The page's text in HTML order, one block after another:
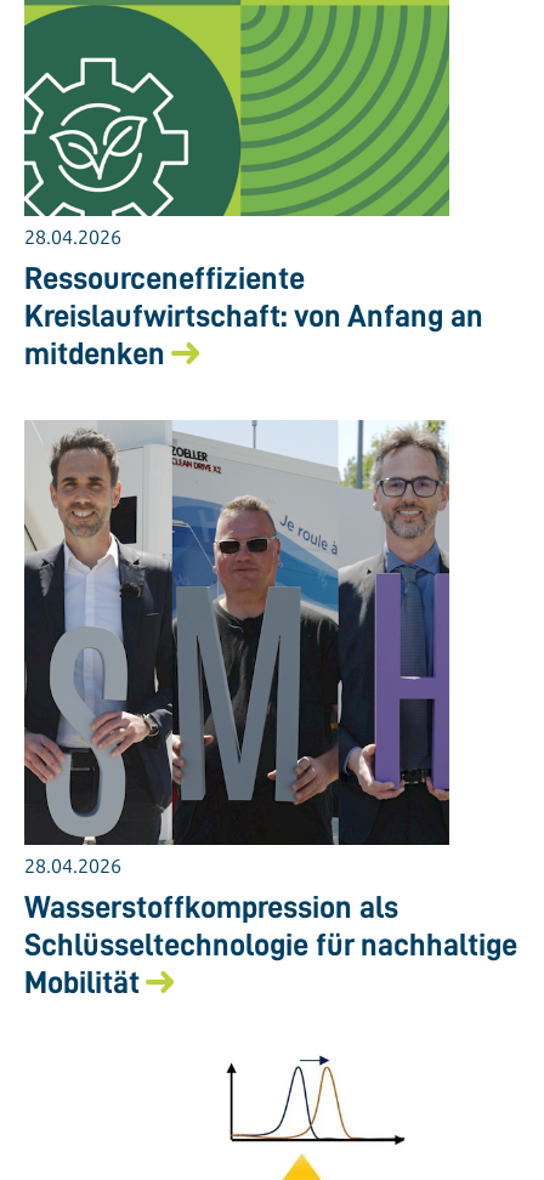
28.04.2026
Ressourceneffiziente
Kreislaufwirtschaft: von Anfang an
mitdenken
28.04.2026
Wasserstoffkompression als
Schlüsseltechnologie für nachhaltige
Mobilität